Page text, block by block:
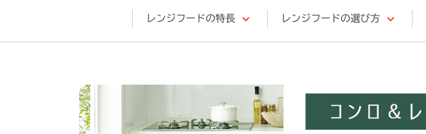
レンジフードの特長 レンジフードの選び方